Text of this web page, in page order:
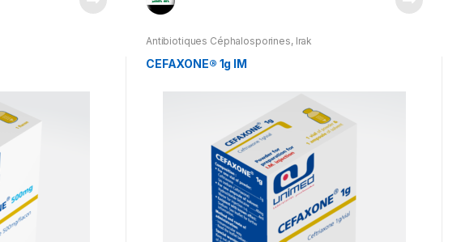
Antibiotiques Céphalosporines, Irak
CEFAXONE® 1g IM